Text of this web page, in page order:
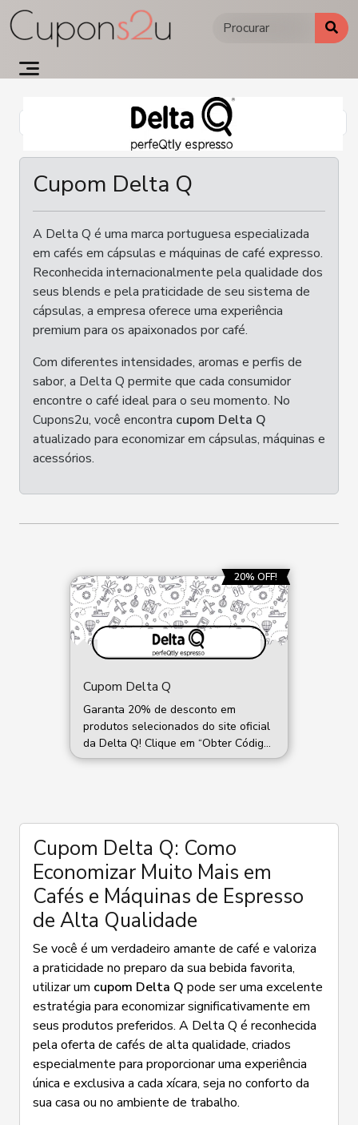
para
conteúdo
Cupom Delta Q
A Delta Q é uma marca portuguesa especializada
em cafés em cápsulas e máquinas de café expresso.
Reconhecida internacionalmente pela qualidade dos
seus blends e pela praticidade de seu sistema de
cápsulas, a empresa oferece uma experiência
premium para os apaixonados por café.
Com diferentes intensidades, aromas e perfis de
sabor, a Delta Q permite que cada consumidor
encontre o café ideal para o seu momento. No
Cupons2u, você encontra cupom Delta Q
atualizado para economizar em cápsulas, máquinas e
acessórios.
20% OFF!
Cupom Delta Q
Garanta 20% de desconto em
produtos selecionados do site oficial
da Delta Q! Clique em “Obter Código”,
copie o cupom e você será
exclusiva. ⚠️ Oferta válida por tempo
limitado, sujeita a alterações sem
aviso prévio e enquanto durarem os
estoques.
Cupom Delta Q: Como
Economizar Muito Mais em
Cafés e Máquinas de Espresso
de Alta Qualidade
Se você é um verdadeiro amante de café e valoriza
a praticidade no preparo da sua bebida favorita,
utilizar um cupom Delta Q pode ser uma excelente
estratégia para economizar significativamente em
seus produtos preferidos. A Delta Q é reconhecida
pela oferta de cafés de alta qualidade, criados
especialmente para proporcionar uma experiência
única e exclusiva a cada xícara, seja no conforto da
sua casa ou no ambiente de trabalho.